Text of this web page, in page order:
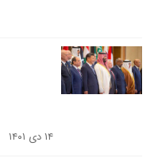
۱۴ دی ۱۴۰۱